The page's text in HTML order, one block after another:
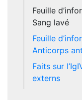
Feuille
Sang lavé
Feuille
Anticorps
Faits sur
externs